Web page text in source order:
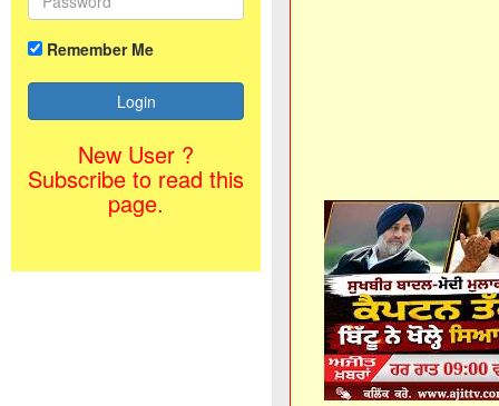
Remember Me
New User ?
Subscribe to read this
page.